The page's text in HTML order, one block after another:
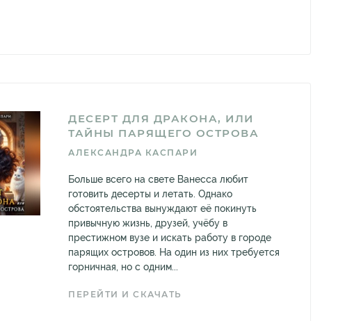
ДЕСЕРТ ДЛЯ ДРАКОНА, ИЛИ
ТАЙНЫ ПАРЯЩЕГО ОСТРОВА
АЛЕКСАНДРА КАСПАРИ
Больше всего на свете Ванесса любит
готовить десерты и летать. Однако
обстоятельства вынуждают её покинуть
привычную жизнь, друзей, учёбу в
престижном вузе и искать работу в городе
парящих островов. На один из них требуется
горничная, но с одним...
ПЕРЕЙТИ И СКАЧАТЬ